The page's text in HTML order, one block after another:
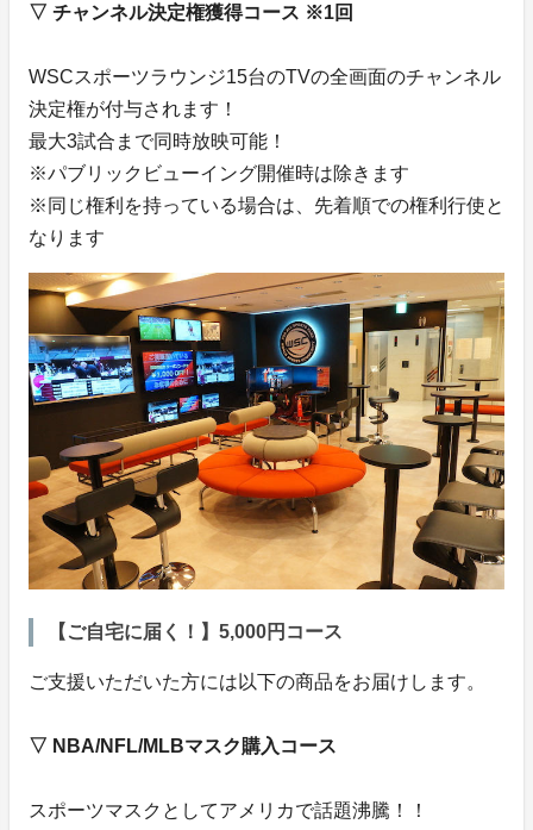
▽ チャンネル決定権獲得コース ※1回
WSCスポーツラウンジ15台のTVの全画面のチャンネル
決定権が付与されます！
最大3試合まで同時放映可能！
※パブリックビューイング開催時は除きます
※同じ権利を持っている場合は、先着順での権利行使と
なります
【ご自宅に届く！】5,000円コース
ご支援いただいた方には以下の商品をお届けします。
▽ NBA/NFL/MLBマスク購入コース
スポーツマスクとしてアメリカで話題沸騰！！